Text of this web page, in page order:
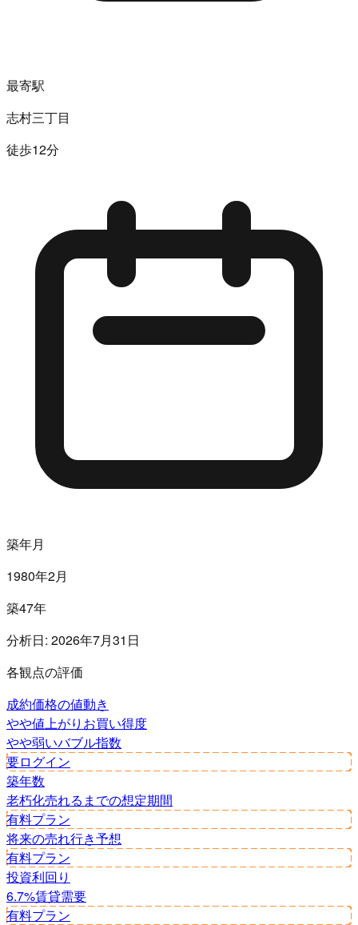
最寄駅
志村三丁目
徒歩12分
築年月
1980年2月
築47年
分析日: 2026年7月31日
各観点の評価
成約価格の値動き
やや値上がり お買い得度
やや弱いバブル指数
要ログイン
築年数
老朽化売れるまでの想定期間
有料プラン
将来の売れ行き予想
有料プラン
投資利回り
6.7%賃貸需要
有料プラン